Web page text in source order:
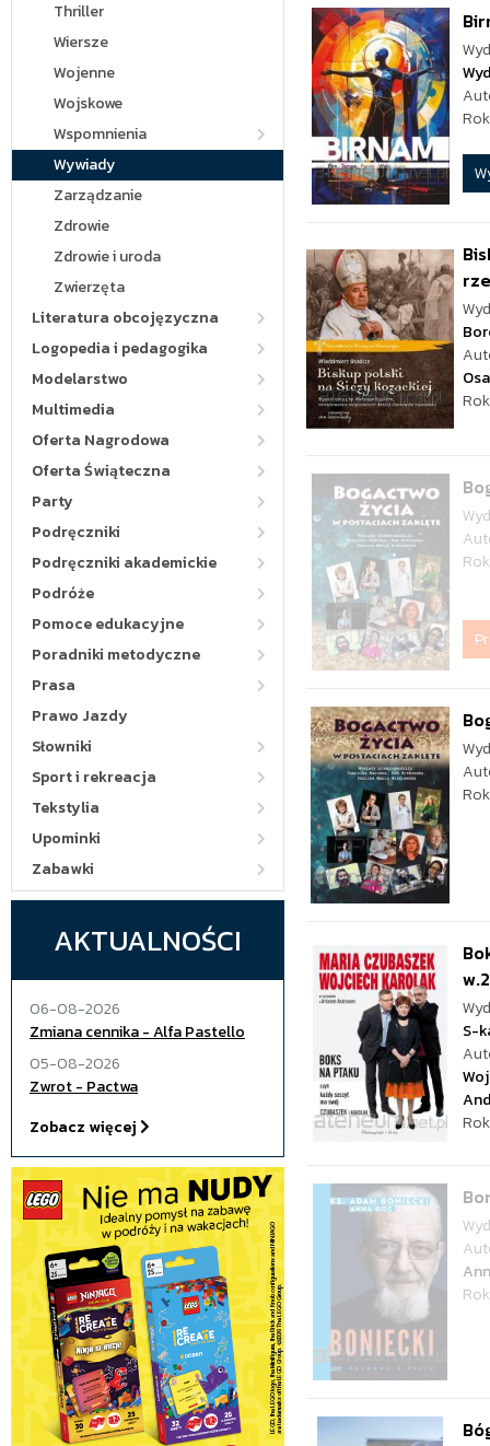
Thriller
Wiersze
Wojenne
Wojskowe
Wspomnienia
Wywiady
Zarządzanie
Zdrowie
Zdrowie i uroda
Zwierzęta
Literatura obcojęzyczna
Logopedia i pedagogika
Modelarstwo
Multimedia
Oferta Nagrodowa
Oferta Świąteczna
Party
Podręczniki
Podręczniki akademickie
Podróże
Pomoce edukacyjne
Poradniki metodyczne
Prasa
Prawo Jazdy
Słowniki
Sport i rekreacja
Tekstylia
Upominki
Zabawki
AKTUALNOŚCI
06-08-2026
Zmiana cennika - Alfa Pastello
05-08-2026
Zwrot - Pactwa
Zobacz więcej
S-